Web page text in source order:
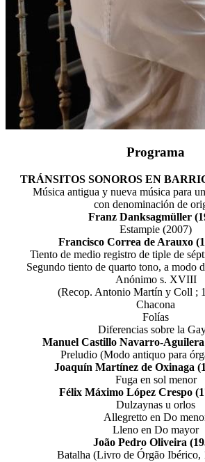
Programa
TRÁNSITOS SONOROS EN
Música antigua y nueva música para
con denominación de
Franz Danksagmüller
Estampie (2007)
Francisco Correa de Arauxo
Tiento de medio registro de tiple de
Segundo tiento de quarto tono, a modo
Anónimo s. XVIII
(Recop. Antonio Martín y Coll ;
Chacona
Folías
Diferencias sobre la
Manuel Castillo Navarro-Aguilera
Preludio (Modo antiquo para
Joaquín Martínez de Oxinaga
Fuga en sol menor
Félix Máximo López Crespo
Dulzaynas u orlos
Allegretto en Do
Lleno en Do mayor
João Pedro Oliveira
Batalha (Livro de Órgão Ibérico,